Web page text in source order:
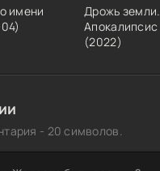
имени
Дрожь земли.
Апокалипсис
(2022)
- 20 символов.